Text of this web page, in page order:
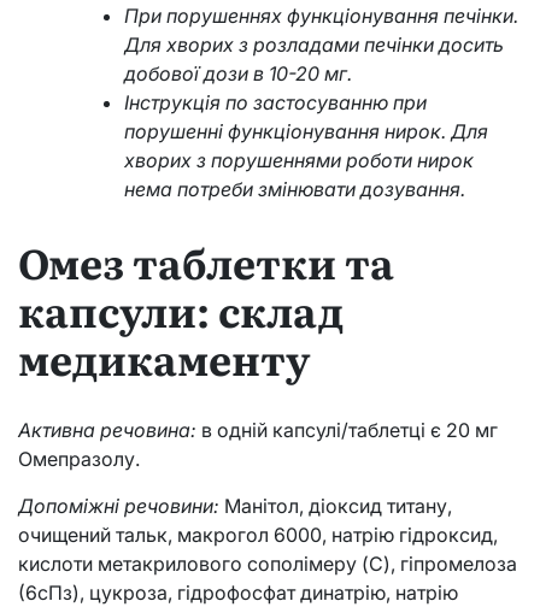
При порушеннях функціонування печінки.
Для хворих з розладами печінки досить
добової дози в 10-20 мг.
Інструкція по застосуванню при
порушенні функціонування нирок. Для
хворих з порушеннями роботи нирок
нема потреби змінювати дозування.
Омез таблетки та
капсули: склад
медикаменту
Активна речовина: в одній капсулі/таблетці є 20 мг
Омепразолу.
Допоміжні речовини: Манітол, діоксид титану,
очищений тальк, макрогол 6000, натрію гідроксид,
кислоти метакрилового сополімеру (С), гіпромелоза
(6сПз), цукроза, гідрофосфат динатрію, натрію